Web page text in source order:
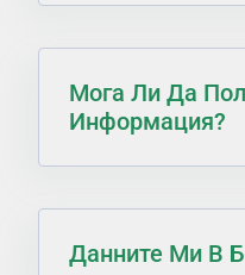
Мога Ли Да
Информация?
Данните Ми В